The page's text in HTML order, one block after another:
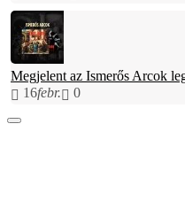
Megjelent az Ismerős Arcok
16febr. 0